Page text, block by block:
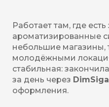
Работает там, где
ароматизированные
небольшие магазины,
молодёжными
стабильная:
за день через
оформления.